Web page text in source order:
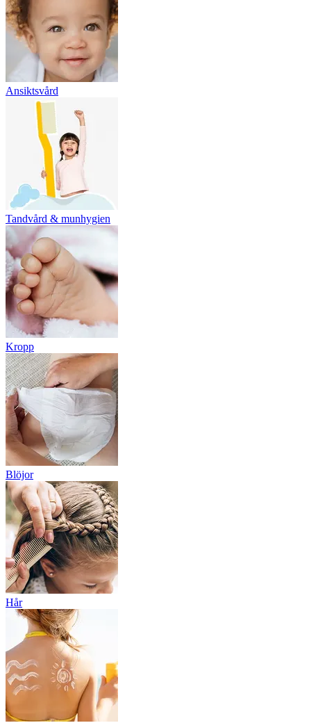
Ansiktsvård
Tandvård & munhygien
Kropp
Blöjor
Hår